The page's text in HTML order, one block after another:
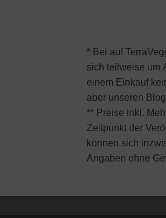
* Bei auf
sich teilweise um
einem Einkauf
aber unseren
** Preise inkl.
Zeitpunkt der
können sich
Angaben ohne